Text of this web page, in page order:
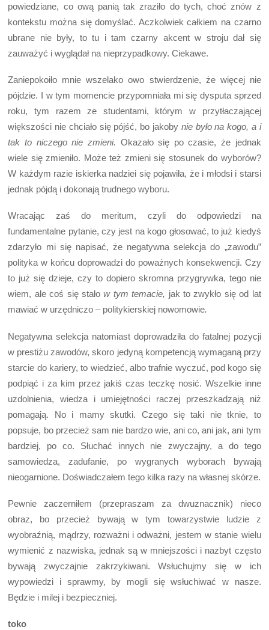
powiedziane, co ową panią tak zraziło do tych, choć znów z
kontekstu można się domyślać. Aczkolwiek całkiem na czarno
ubrane nie były, to tu i tam czarny akcent w stroju dał się
zauważyć i wyglądał na nieprzypadkowy. Ciekawe.
Zaniepokoiło mnie wszelako owo stwierdzenie, że więcej nie
pójdzie. I w tym momencie przypomniała mi się dysputa sprzed
roku, tym razem ze studentami, którym w przytłaczającej
większości nie chciało się pójść, bo jakoby nie było na kogo, a i
tak to niczego nie zmieni. Okazało się po czasie, że jednak
wiele się zmieniło. Może też zmieni się stosunek do wyborów?
W każdym razie iskierka nadziei się pojawiła, że i młodsi i starsi
jednak pójdą i dokonają trudnego wyboru.
Wracając zaś do meritum, czyli do odpowiedzi na
fundamentalne pytanie, czy jest na kogo głosować, to już kiedyś
zdarzyło mi się napisać, że negatywna selekcja do „zawodu”
polityka w końcu doprowadzi do poważnych konsekwencji. Czy
to już się dzieje, czy to dopiero skromna przygrywka, tego nie
wiem, ale coś się stałow tym temacie, jak to zwykło się od lat
mawiać w urzędniczo – politykierskiej nowomowie.
Negatywna selekcja natomiast doprowadziła do fatalnej pozycji
w prestiżu zawodów, skoro jedyną kompetencją wymaganą przy
starcie do kariery, to wiedzieć, albo trafnie wyczuć, pod kogo się
podpiąć i za kim przez jakiś czas teczkę nosić. Wszelkie inne
uzdolnienia, wiedza i umiejętności raczej przeszkadzają niż
pomagają. No i mamy skutki. Czego się taki nie tknie, to
popsuje, bo przecież sam nie bardzo wie, ani co, ani jak, ani tym
bardziej, po co. Słuchać innych nie zwyczajny, a do tego
samowiedza, zadufanie, po wygranych wyborach bywają
nieogarnione. Doświadczałem tego kilka razy na własnej skórze.
Pewnie zaczerniłem (przepraszam za dwuznacznik) nieco
obraz, bo przecież bywają w tym towarzystwie ludzie z
wyobraźnią, mądrzy, rozważni i odważni, jestem w stanie wielu
wymienić z nazwiska, jednak są w mniejszości i nazbyt często
bywają zwyczajnie zakrzykiwani. Wsłuchujmy się w ich
wypowiedzi i sprawmy, by mogli się wsłuchiwać w nasze.
Będzie i milej i bezpieczniej.
toko